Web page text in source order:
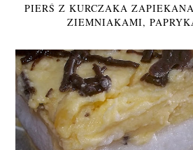
PIERŚ Z KURCZAKA
ZIEMNIAKAMI,